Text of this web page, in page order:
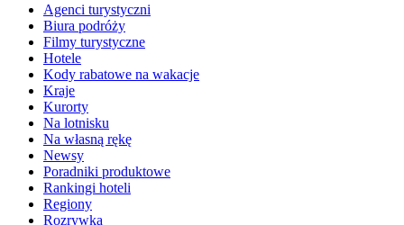
Agenci turystyczni
Biura podróży
Filmy turystyczne
Hotele
Kody rabatowe na wakacje
Kraje
Kurorty
Na lotnisku
Na własną rękę
Newsy
Poradniki produktowe
Rankingi hoteli
Regiony
Rozrywka